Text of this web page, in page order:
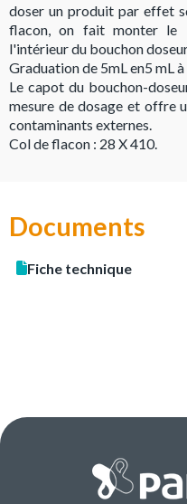
doser un produit par effet
flacon, on fait monter le
l'intérieur du bouchon
Graduation de 5mL en5 mL
Le capot du bouchon-
mesure de dosage et offre
contaminants externes.
Col de flacon : 28 X 410.
Documents
Fiche technique